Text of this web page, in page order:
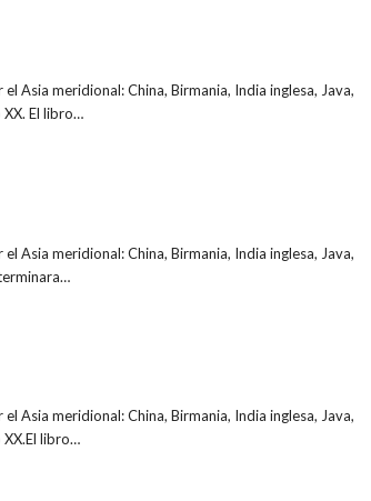
Asia meridional: China, Birmania, India inglesa, Java,
XX. El libro…
Asia meridional: China, Birmania, India inglesa, Java,
Asia meridional: China, Birmania, India inglesa, Java,
XX.El libro…